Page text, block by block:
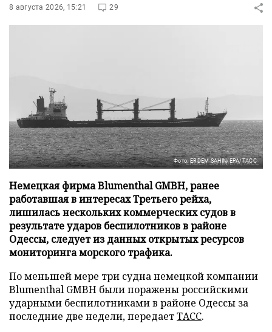
8 августа 2026, 15:21 29
Фото: ERDEM SAHIN/EPA/ТАСС
Немецкая фирма Blumenthal GMBH, ранее
работавшая в интересах Третьего рейха,
лишилась нескольких коммерческих судов в
результате ударов беспилотников в районе
Одессы, следует из данных открытых ресурсов
мониторинга морского трафика.
По меньшей мере три судна немецкой компании
Blumenthal GMBH были поражены российскими
ударными беспилотниками в районе Одессы за
последние две недели, передаетТАСС.